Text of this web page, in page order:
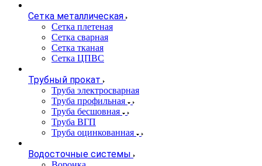
Сетка металлическая
Сетка плетеная
Сетка сварная
Сетка тканая
Сетка ЦПВС
Трубный прокат
Труба электросварная
Труба профильная
Труба бесшовная
Труба ВГП
Труба оцинкованная
Водосточные системы